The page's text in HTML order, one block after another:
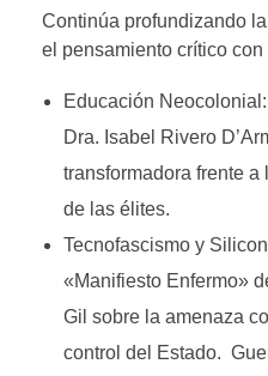
Continúa profundizando
el pensamiento crítico con
Educación
Dra. Isabel Rivero
transformadora frente
de las élites.
Tecnofascismo y
«Manifiesto Enfermo»
Gil sobre la amenaza
control del Estado.